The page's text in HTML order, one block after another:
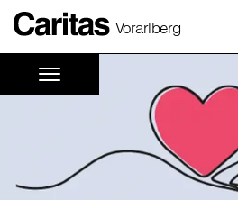
Vorarlberg